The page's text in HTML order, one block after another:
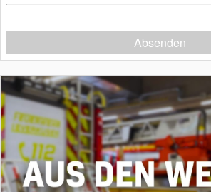
Absenden